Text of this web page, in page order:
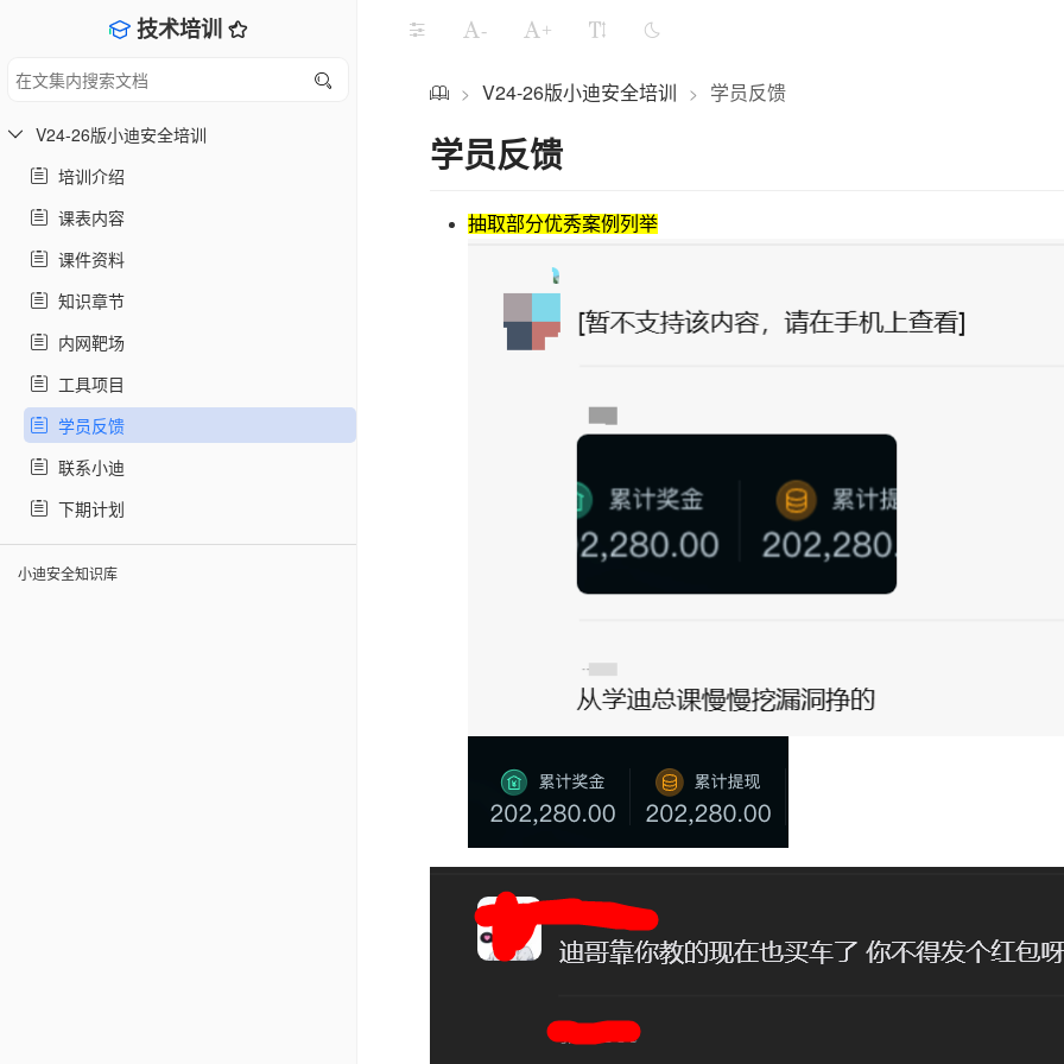
技术培训
V24-26版小迪安全培训
培训介绍
课表内容
课件资料
知识章节
内网靶场
工具项目
学员反馈
联系小迪
下期计划
小迪安全知识库
- +
> V24-26版小迪安全培训 > 学员反馈
学员反馈
抽取部分优秀案例列举